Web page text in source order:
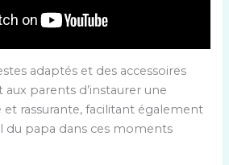
adaptés et des accessoires
parents d’instaurer une
rassurante, facilitant également
du papa dans ces moments